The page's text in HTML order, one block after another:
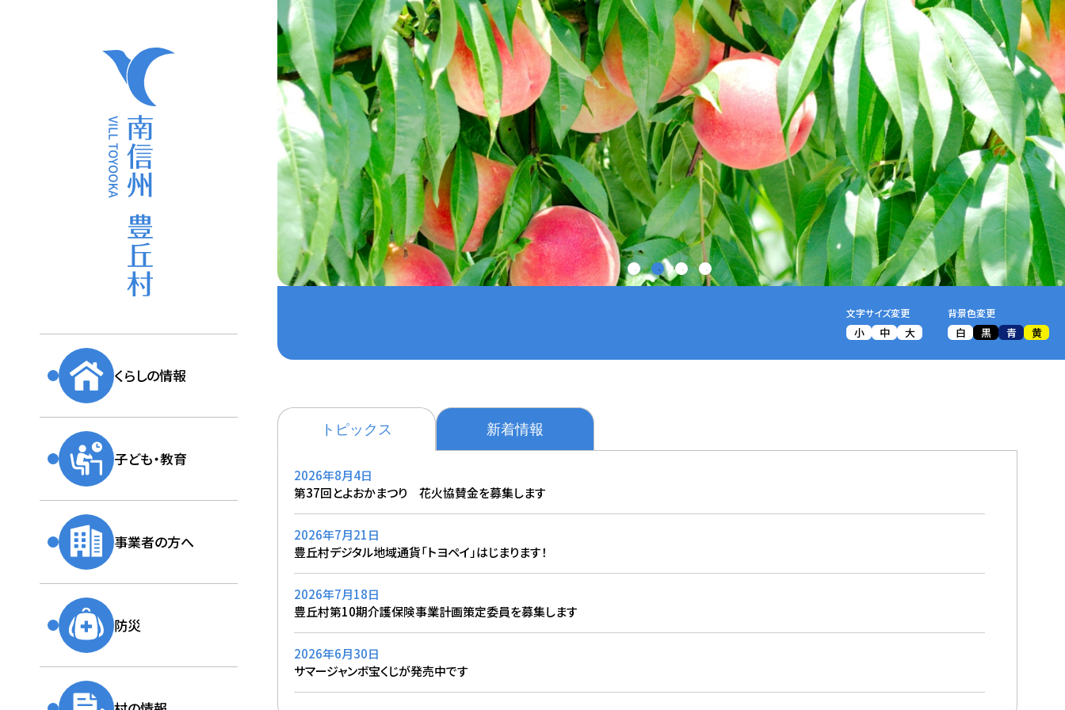
くらしの情報
子ども・教育
事業者の方へ
防災
文字サイズ変更
小 中 大
背景色変更
白 黒 青 黄
トピックス 新着情報
2026年8月4日
第37回とよおかまつり 花火協賛金を募集します
2026年7月21日
豊丘村デジタル地域通貨「トヨペイ」はじまります！
2026年7月18日
豊丘村第10期介護保険事業計画策定委員を募集します
2026年6月30日
サマージャンボ宝くじが発売中です